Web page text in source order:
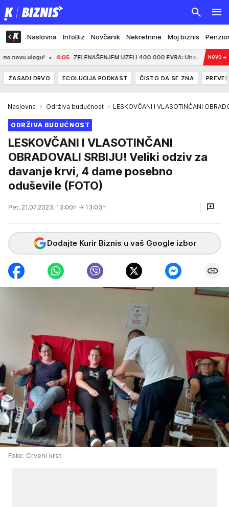
Naslovna InfoBiz Novčanik Nekretnine Moj biznis
4:05 ZELENAŠENJEM UZELI 400.000 EVRA: Uhapšena dvojica u Ulcinju
NOVO →
ZASADI DRVO ECOLUCIJA PODKAST ČISTO DA SE ZNA
Naslovna Održiva budućnost LESKOVČANI I VLASOTINČANI
ODRŽIVA BUDUĆNOST
LESKOVČANI I VLASOTINČANI
OBRADOVALI SRBIJU! Veliki odziv za
davanje krvi, 4 dame posebno
oduševile (FOTO)
Pet, 21.07.2023. 13:00h → 13:03h
Dodajte Kurir Biznis u vaš Google izbor
Foto: Crveni krst